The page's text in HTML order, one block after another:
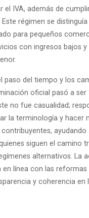
el IVA, además de
régimen se distinguía
para pequeños
con ingresos bajos y
paso del tiempo y los
oficial pasó a ser
no fue casualidad;
la terminología y hacer
ayudando
siguen el camino
alternativos. La
línea con las reformas
y coherencia en